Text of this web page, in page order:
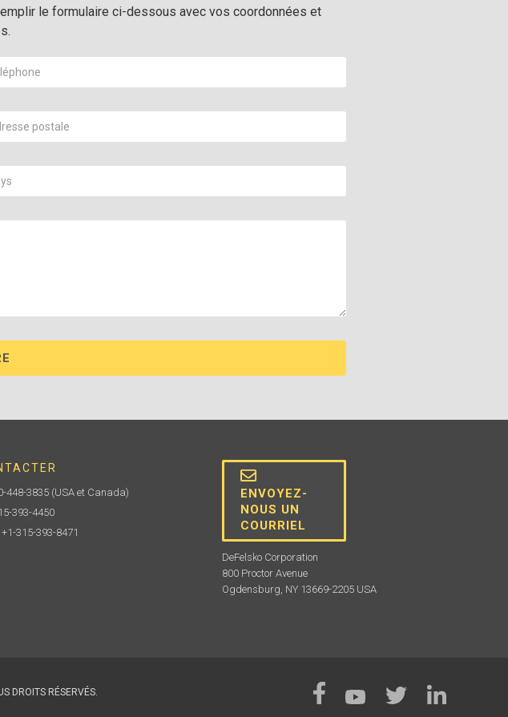
le formulaire ci-dessous avec vos coordonnées et
448-3835 (USA et Canada)
393-4450
+1-315-393-8471
ENVOYEZ-
NOUS UN
COURRIEL
DeFelsko Corporation
800 Proctor Avenue
Ogdensburg, NY 13669-2205 USA
DROITS RÉSERVÉS.